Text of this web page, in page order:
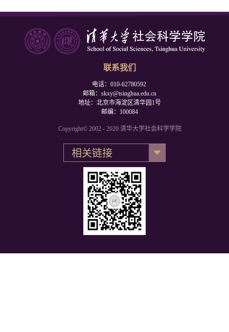
联系我们
电话：010-62780592
邮箱：skxy@tsinghua.edu.cn
地址：北京市海淀区清华园1号
邮编：100084
Copyright© 2002 - 2020 清华大学社会科学学院